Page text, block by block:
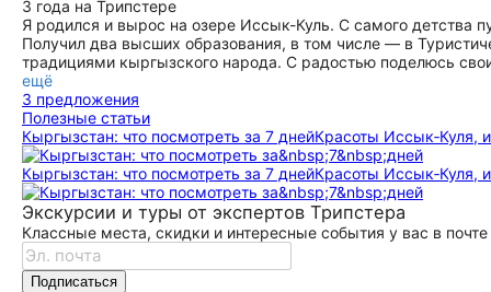
3 года на Трипстере
Я родился и вырос на озере Иссык-Куль. С самого детства
Получил два высших образования, в том числе — в
традициями кыргызского народа. С радостью поделюсь
ещё
3 предложения
Полезные статьи
Кыргызстан: что посмотреть за 7 днейКрасоты Иссык‑Куля,
Кыргызстан: что посмотреть за 7 днейКрасоты Иссык‑Куля,
Экскурсии и туры от экспертов Трипстера
Классные места, скидки и интересные события у вас в почте
Подписаться